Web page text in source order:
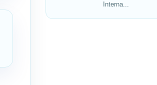
Interna...